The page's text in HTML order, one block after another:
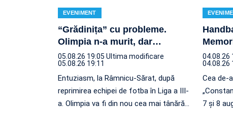
EVENIMENT
“Grădinița” cu probleme.
Olimpia n-a murit, dar…
05.08.26 19:05 Ultima modificare
05.08.26 19:11
Entuziasm, la Râmnicu-Sărat, după
reprimirea echipei de fotba în Liga a III-
a. Olimpia va fi din nou cea mai tânără…
04.08.26
04.08.26
Cea de-
7 și 8